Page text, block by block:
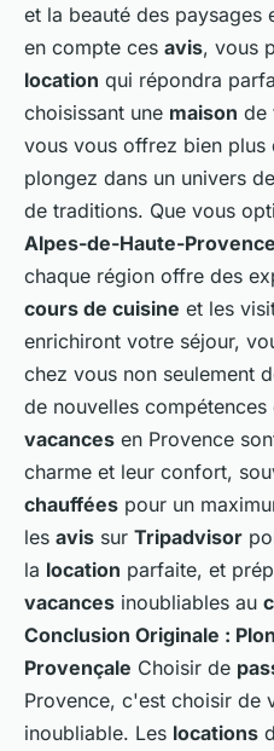
et la beauté des paysages
en compte ces avis, vous
location qui répondra
choisissant une maison de
vous vous offrez bien plus
plongez dans un univers
de traditions. Que vous
Alpes-de-Haute-Provence
chaque région offre des
cours de cuisine et les
enrichiront votre séjour,
chez vous non seulement
de nouvelles compétences
vacances en Provence
charme et leur confort,
chauffées pour un
les avis sur Tripadvisor
la location parfaite, et
vacances inoubliables au
Conclusion Originale :
Provençale Choisir de
Provence, c'est choisir de
inoubliable. Les locations